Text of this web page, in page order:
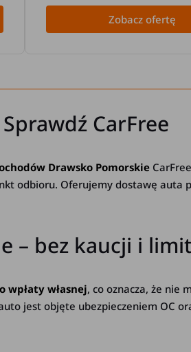
Zobacz ofertę
CarFree
Drawsko Pomorskie
odbioru. Oferujemy dostawę auta
– bez kaucji i
wpłaty własnej, co oznacza, że nie
jest objęte ubezpieczeniem OC